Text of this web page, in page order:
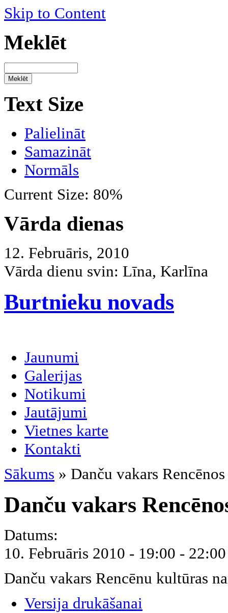
Skip to Content
Meklēt
Text Size
Palielināt
Samazināt
Normāls
Current Size: 80%
Vārda dienas
12. Februāris, 2010
Vārda dienu svin: Līna, Karlīna
Burtnieku novads
Jaunumi
Galerijas
Notikumi
Jautājumi
Vietnes karte
Kontakti
Sākums » Danču vakars Rencēnos
Danču vakars
Datums:
10. Februāris 2010 - 19:00 - 22:00
Danču vakars Rencēnu kultūras
Versija drukāšanai